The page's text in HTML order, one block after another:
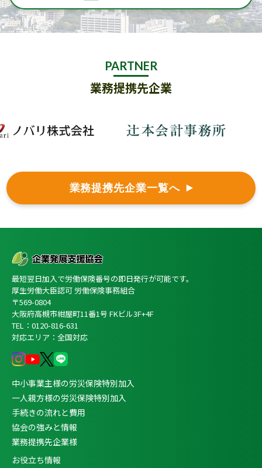
PARTNER
業務提携先企業
業務提携先企業一覧へ
最短翌日加入で労働保険番号の即日発行が可能です。
厚生労働大臣認可 労働保険事務組合
〒569-0804
大阪府高槻市紺屋町11番1号 FKビル3F+4F
TEL：0120-816-631
対応エリア：全国対応
中小事業主様の労災保険特別加入
一人親方様の労災保険特別加入
手続きの流れと費用
協会の強みと情報
業務提携先企業様
お役立ち情報